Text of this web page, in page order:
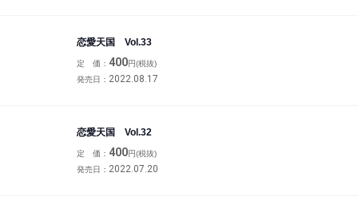
恋愛天国 Vol.33
定 価： 400円(税抜)
発売日： 2022.08.17
恋愛天国 Vol.32
定 価： 400円(税抜)
発売日： 2022.07.20